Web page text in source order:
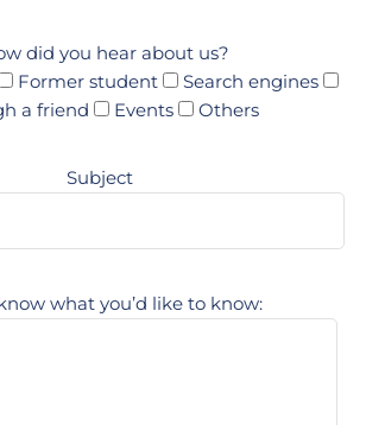
did you hear about us?
Former student
Search engines
a friend
Events Others
Subject
what you’d like to know: